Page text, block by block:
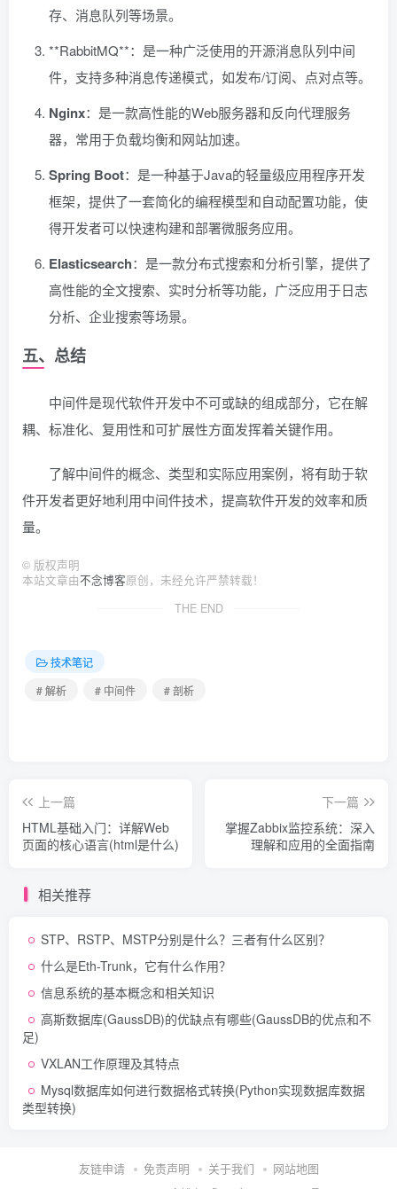
存、消息队列等场景。
**RabbitMQ**：是一种广泛使用的开源消息队列中间
件，支持多种消息传递模式，如发布/订阅、点对点等。
Nginx：是一款高性能的Web服务器和反向代理服务
器，常用于负载均衡和网站加速。
Spring Boot：是一种基于Java的轻量级应用程序开发
框架，提供了一套简化的编程模型和自动配置功能，使
得开发者可以快速构建和部署微服务应用。
Elasticsearch：是一款分布式搜索和分析引擎，提供了
高性能的全文搜索、实时分析等功能，广泛应用于日志
分析、企业搜索等场景。
五、总结
中间件是现代软件开发中不可或缺的组成部分，它在解
耦、标准化、复用性和可扩展性方面发挥着关键作用。
了解中间件的概念、类型和实际应用案例，将有助于软
件开发者更好地利用中间件技术，提高软件开发的效率和质
量。
© 版权声明
本站文章由不念博客原创，未经允许严禁转载！
THE END
技术笔记
# 解析
# 中间件 # 剖析
上一篇
HTML基础入门：详解Web
页面的核心语言(html是什么)
下一篇
掌握Zabbix监控系统：深入
理解和应用的全面指南
相关推荐
STP、RSTP、MSTP分别是什么？三者有什么区别？
什么是Eth-Trunk，它有什么作用？
信息系统的基本概念和相关知识
高斯数据库(GaussDB)的优缺点有哪些(GaussDB的优点和不
足)
VXLAN工作原理及其特点
Mysql数据库如何进行数据格式转换(Python实现数据库数据
类型转换)
友链申请 免责声明 关于我们 网站地图